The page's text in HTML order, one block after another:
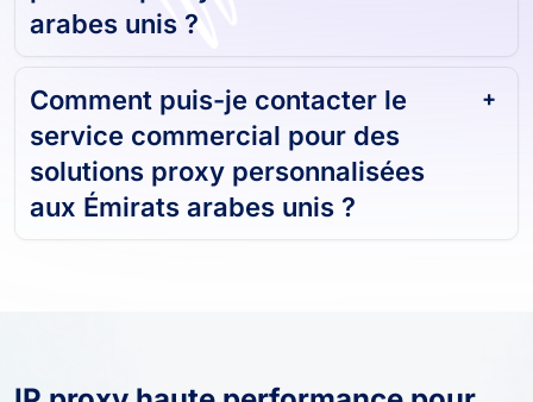
arabes unis ?
Comment puis-je contacter le
service commercial pour des
solutions proxy personnalisées
aux Émirats arabes unis ?